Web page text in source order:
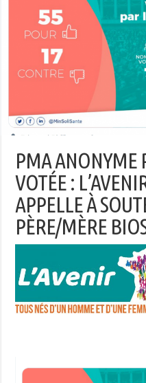
PMA ANONYME
VOTÉE :
APPELLE À
PÈRE/MÈRE